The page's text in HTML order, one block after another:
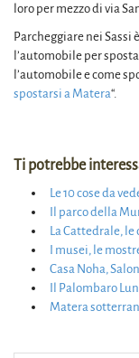
loro per mezzo di via
Parcheggiare nei Sassi
l’automobile per
l’automobile e come
spostarsi a Matera“.
Ti potrebbe
Le 10 cose da
Il parco della
La Cattedrale,
I musei, le
Casa Noha,
Il Palombaro
Matera